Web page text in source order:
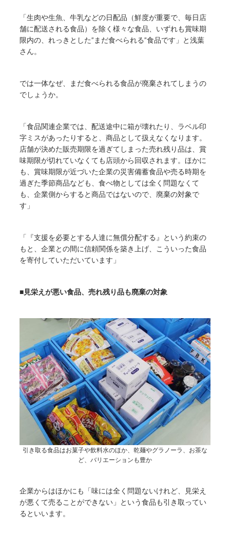
「生肉や生魚、牛乳などの日配品（鮮度が重要で、毎日店
舗に配送される食品）を除く様々な食品、いずれも賞味期
限内の、れっきとした”まだ食べられる”食品です」と浅葉
さん。
では一体なぜ、まだ食べられる食品が廃棄されてしまうの
でしょうか。
「食品関連企業では、配送途中に箱が壊れたり、ラベル印
字ミスがあったりすると、商品として扱えなくなります。
店舗が決めた販売期限を過ぎてしまった売れ残り品は、賞
味期限が切れていなくても店頭から回収されます。ほかに
も、賞味期限が近づいた企業の災害備蓄食品や売る時期を
過ぎた季節商品なども、食べ物としては全く問題なくて
も、企業側からすると商品ではないので、廃棄の対象で
す」
「『支援を必要とする人達に無償分配する』という約束の
もと、企業との間に信頼関係を築き上げ、こういった食品
を寄付していただいています」
■見栄えが悪い食品、売れ残り品も廃棄の対象
引き取る食品はお菓子や飲料水のほか、乾麺やグラノーラ、お茶な
ど、バリエーションも豊か
企業からはほかにも「味には全く問題ないけれど、見栄え
が悪くて売ることができない」という食品も引き取ってい
るといいます。